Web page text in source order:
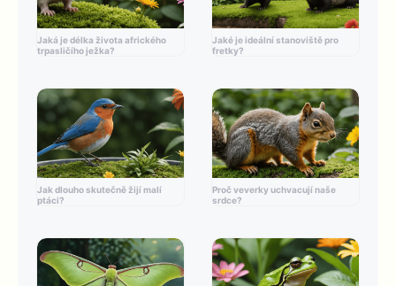
Jaká je délka života afrického
trpasličího ježka?
Jaké je ideální stanoviště pro
fretky?
Jak dlouho skutečně žijí malí
ptáci?
Proč veverky uchvacují naše
srdce?